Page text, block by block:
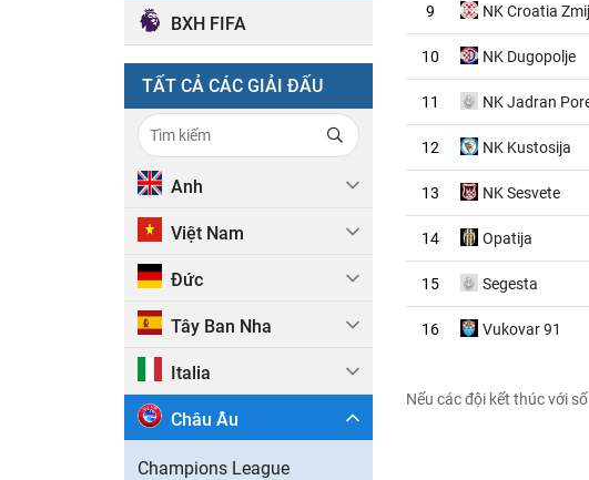
BXH FIFA
TẤT CẢ CÁC GIẢI ĐẤU
Anh
Việt Nam
Đức
Tây Ban Nha
Italia
Châu Âu
Champions League
9 NK Croatia
10 NK Dugopolje
11 NK Jadran
12 NK Kustosija
13 NK Sesvete
14 Opatija
15 Segesta
16 Vukovar 91
Nếu các đội kết thúc với